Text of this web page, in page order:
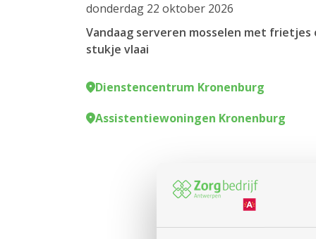
donderdag 22 oktober 2026
Vandaag serveren mosselen met
stukje vlaai
Dienstencentrum Kronenburg
Assistentiewoningen Kronenburg